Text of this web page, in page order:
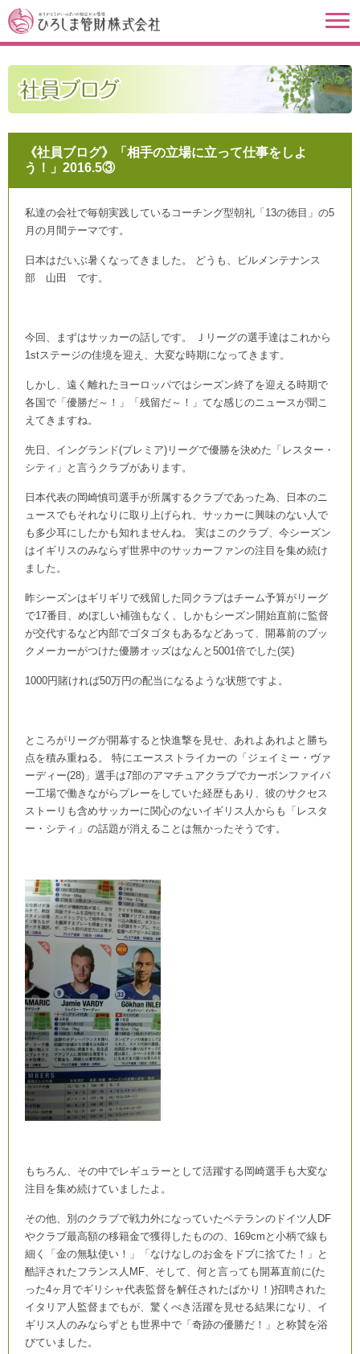
《社員ブログ》「相手の立場に立って仕事をしよ
う！」2016.5③
私達の会社で毎朝実践しているコーチング型朝礼「13の徳目」の5
月の月間テーマです。
日本はだいぶ暑くなってきました。 どうも、ビルメンテナンス
部 山田 です。
今回、まずはサッカーの話しです。 Ｊリーグの選手達はこれから
1stステージの佳境を迎え、大変な時期になってきます。
しかし、遠く離れたヨーロッパではシーズン終了を迎える時期で
各国で「優勝だ～！」「残留だ～！」てな感じのニュースが聞こ
えてきますね。
先日、イングランド(プレミア)リーグで優勝を決めた「レスター・
シティ」と言うクラブがあります。
日本代表の岡崎慎司選手が所属するクラブであった為、日本のニ
ュースでもそれなりに取り上げられ、サッカーに興味のない人で
も多少耳にしたかも知れませんね。 実はこのクラブ、今シーズン
はイギリスのみならず世界中のサッカーファンの注目を集め続け
ました。
昨シーズンはギリギリで残留した同クラブはチーム予算がリーグ
で17番目、めぼしい補強もなく、しかもシーズン開始直前に監督
が交代するなど内部でゴタゴタもあるなどあって、開幕前のブッ
クメーカーがつけた優勝オッズはなんと5001倍でした(笑)
1000円賭ければ50万円の配当になるような状態ですよ。
ところがリーグが開幕すると快進撃を見せ、あれよあれよと勝ち
点を積み重ねる。 特にエースストライカーの「ジェイミー・ヴァ
ーディー(28)」選手は7部のアマチュアクラブでカーボンファイバ
ー工場で働きながらプレーをしていた経歴もあり、彼のサクセス
ストーリも含めサッカーに関心のないイギリス人からも「レスタ
ー・シティ」の話題が消えることは無かったそうです。
もちろん、その中でレギュラーとして活躍する岡崎選手も大変な
注目を集め続けていましたよ。
その他、別のクラブで戦力外になっていたベテランのドイツ人DF
やクラブ最高額の移籍金で獲得したものの、169cmと小柄で線も
細く「金の無駄使い！」「なけなしのお金をドブに捨てた！」と
酷評されたフランス人MF、そして、何と言っても開幕直前に(た
った4ヶ月でギリシャ代表監督を解任されたばかり！)招聘された
イタリア人監督までもが、驚くべき活躍を見せる結果になり、イ
ギリス人のみならずとも世界中で「奇跡の優勝だ！」と称賛を浴
びていました。